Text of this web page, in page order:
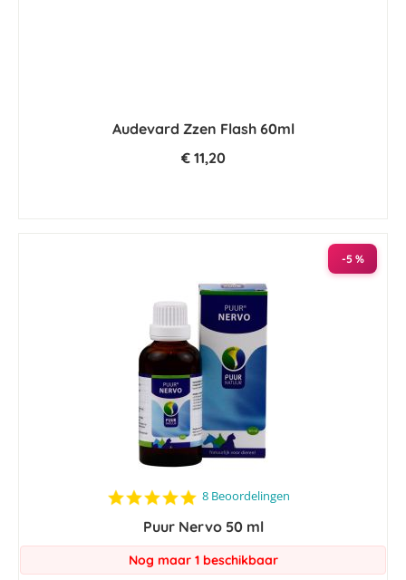
Audevard Zzen Flash 60ml
€ 11,20
-5 %
4.8
rating
8 Beoordelingen
Puur Nervo 50 ml
Nog maar 1 beschikbaar